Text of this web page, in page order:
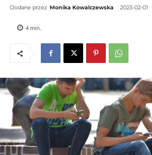
Dodane przez Monika Kowalczewska 2023-02-01
4 min.